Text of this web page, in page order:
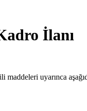
İlanı
uyarınca